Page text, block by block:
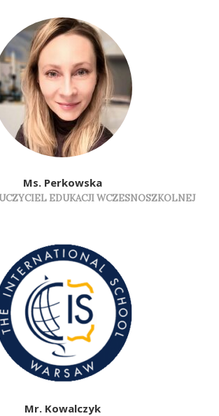
Ms. Perkowska
EDUKACJI WCZESNOSZKOLNEJ
Mr. Kowalczyk